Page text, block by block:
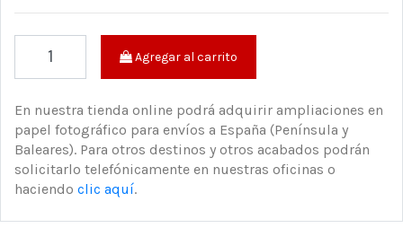
Agregar al carrito
En nuestra tienda online podrá adquirir ampliaciones en
papel fotográfico para envíos a España (Península y
Baleares). Para otros destinos y otros acabados podrán
solicitarlo telefónicamente en nuestras oficinas o
haciendo clic aquí.